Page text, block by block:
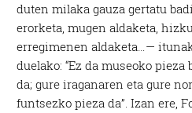
duten milaka gauza gertatu
erorketa, mugen aldaketa,
erregimenen aldaketa…—
duelako: “Ez da museoko
da; gure iraganaren eta gure
funtsezko pieza da”. Izan ere,